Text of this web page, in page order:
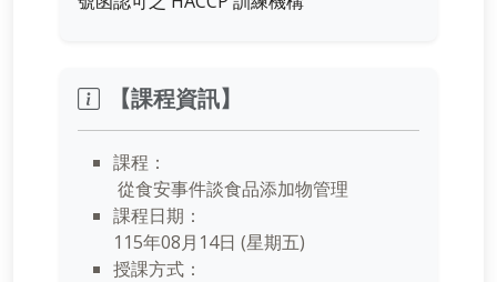
【課程資訊】
課程：
從食安事件談食品添加物管理
課程日期：
115年08月14日 (星期五)
授課方式：